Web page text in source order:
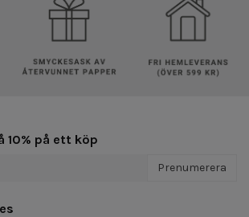
10% på ett köp
Prenumerera